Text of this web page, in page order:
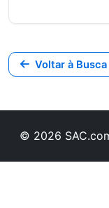
Voltar à Busca
© 2026